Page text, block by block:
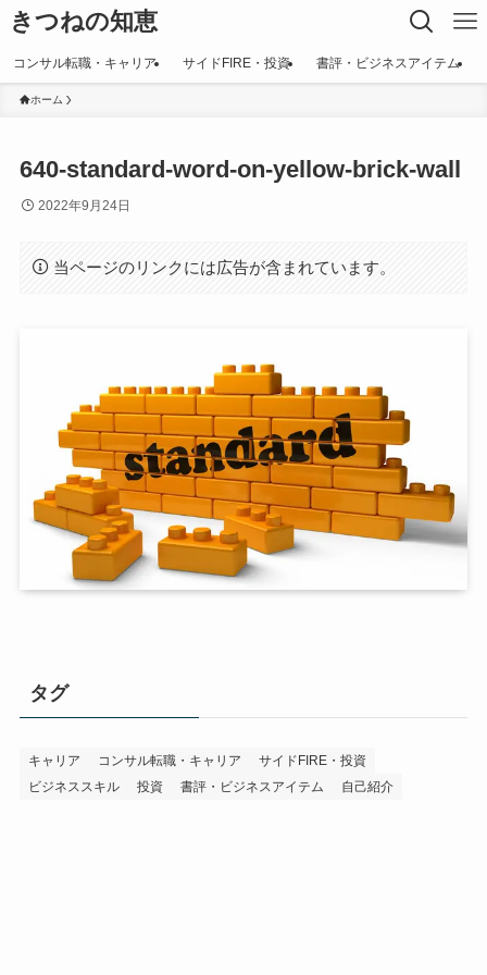
きつねの知恵
コンサル転職・キャリア サイドFIRE・投資 書評・ビジネスアイテム
ホーム
640-standard-word-on-yellow-brick-wall
2022年9月24日
当ページのリンクには広告が含まれています。
タグ
キャリア コンサル転職・キャリア
サイドFIRE・投資
ビジネススキル
投資 書評・ビジネスアイテム 自己紹介